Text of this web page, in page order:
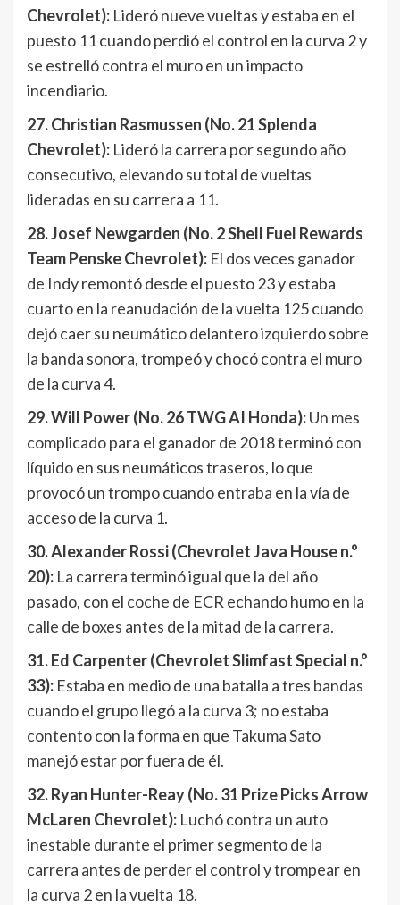
Chevrolet): Lideró nueve vueltas y estaba en el
puesto 11 cuando perdió el control en la curva 2 y
se estrelló contra el muro en un impacto
incendiario.
27. Christian Rasmussen (No. 21 Splenda
Chevrolet): Lideró la carrera por segundo año
consecutivo, elevando su total de vueltas
lideradas en su carrera a 11.
28. Josef Newgarden (No. 2 Shell Fuel Rewards
Team Penske Chevrolet): El dos veces ganador
de Indy remontó desde el puesto 23 y estaba
cuarto en la reanudación de la vuelta 125 cuando
dejó caer su neumático delantero izquierdo sobre
la banda sonora, trompeó y chocó contra el muro
de la curva 4.
29. Will Power (No. 26 TWG AI Honda):Un mes
complicado para el ganador de 2018 terminó con
líquido en sus neumáticos traseros, lo que
provocó un trompo cuando entraba en la vía de
acceso de la curva 1.
30. Alexander Rossi (Chevrolet Java House n.°
20): La carrera terminó igual que la del año
pasado, con el coche de ECR echando humo en la
calle de boxes antes de la mitad de la carrera.
31. Ed Carpenter (Chevrolet Slimfast Special n.°
33): Estaba en medio de una batalla a tres bandas
cuando el grupo llegó a la curva 3; no estaba
contento con la forma en que Takuma Sato
manejó estar por fuera de él.
32. Ryan Hunter-Reay (No. 31 Prize Picks Arrow
McLaren Chevrolet): Luchó contra un auto
inestable durante el primer segmento de la
carrera antes de perder el control y trompear en
la curva 2 en la vuelta 18.